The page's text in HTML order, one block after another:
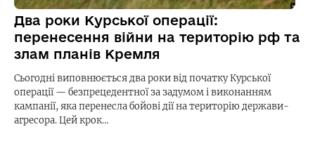
Два роки Курської операції:
перенесення війни на територію рф та
злам планів Кремля
Сьогодні виповнюється два роки від початку Курської
операції — безпрецедентної за задумом і виконанням
кампанії, яка перенесла бойові дії на територію держави-
агресора. Цей крок…